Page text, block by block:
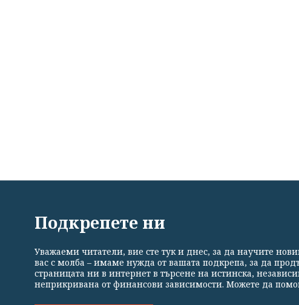
Общи условия Политика за поверителност Реклама
Подкрепете ни
Уважаеми читатели, вие сте тук и днес, за да научите
вас с молба – имаме нужда от вашата подкрепа, за да
страницата ни в интернет в търсене на истинска,
неприкривана от финансови зависимости. Можете да